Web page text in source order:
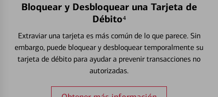
Bloquear y Desbloquear una Tarjeta de
Débito⁴
Extraviar una tarjeta es más común de lo que parece. Sin
embargo, puede bloquear y desbloquear temporalmente su
tarjeta de débito para ayudar a prevenir transacciones no
autorizadas.